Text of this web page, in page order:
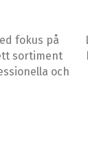
fokus på
sortiment
och